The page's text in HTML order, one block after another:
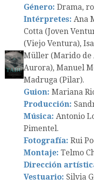
Género: Drama,
Intérpretes: Ana
Cotta (Joven
(Viejo Ventura),
Müller (Marido de
Aurora), Manuel
Madruga (Pilar).
Guion: Mariana
Producción:
Música: Antonio
Pimentel.
Fotografía: Rui
Montaje: Telmo
Dirección
Vestuario: Silvia